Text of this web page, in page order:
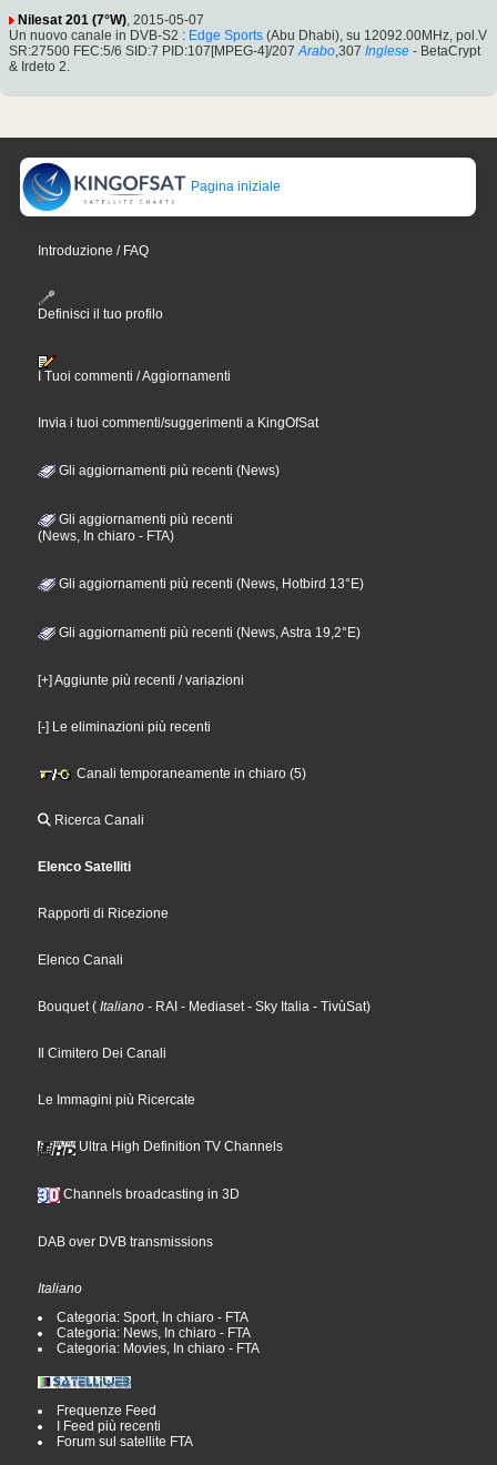
Nilesat 201 (7°W) , 2015-05-07
Un nuovo canale in DVB-S2 : Edge Sports (Abu Dhabi), su 12092.00MHz, pol.V
SR:27500 FEC:5/6 SID:7 PID:107[MPEG-4]/207 Arabo ,307 Inglese - BetaCrypt
& Irdeto 2.
Pagina iniziale
Introduzione / FAQ
Definisci il tuo profilo
I Tuoi commenti / Aggiornamenti
Invia i tuoi commenti/suggerimenti a KingOfSat
Gli aggiornamenti più recenti (News)
Gli aggiornamenti più recenti
(News, In chiaro - FTA)
Gli aggiornamenti più recenti (News, Hotbird 13°E)
Gli aggiornamenti più recenti (News, Astra 19,2°E)
[+] Aggiunte più recenti / variazioni
[-] Le eliminazioni più recenti
Canali temporaneamente in chiaro (5)
Ricerca Canali
Elenco Satelliti
Rapporti di Ricezione
Elenco Canali
Bouquet( Italiano - RAI - Mediaset- Sky Italia - TivùSat)
Il Cimitero Dei Canali
Le Immagini più Ricercate
Ultra High Definition TV Channels
Channels broadcasting in 3D
DAB over DVB transmissions
Italiano
Categoria: Sport, In chiaro - FTA
Categoria: News, In chiaro - FTA
Categoria: Movies, In chiaro - FTA
Frequenze Feed
I Feed più recenti
Forum sul satellite FTA